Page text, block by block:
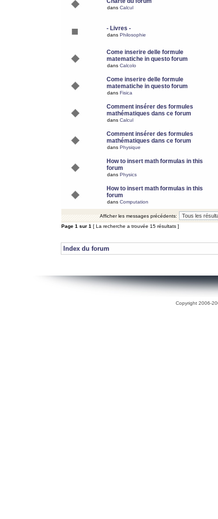
dans Calcul
- Livres -
dans Philosophie
Come inserire delle formule
matematiche in questo forum
dans Calcolo
Come inserire delle formule
matematiche in questo forum
dans Fisica
Comment insérer des formules
mathématiques dans ce forum
dans Calcul
Comment insérer des formules
mathématiques dans ce forum
dans Physique
How to insert math formulas in this
forum
dans Physics
How to insert math formulas in this
forum
dans Computation
Afficher les messages précédents:
Page 1 sur 1 [ La recherche a trouvée 15 résultats ]
Index du forum
Copyright 2006-